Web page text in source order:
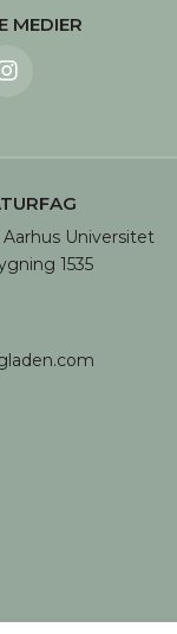
MEDIER
Universitet
1535